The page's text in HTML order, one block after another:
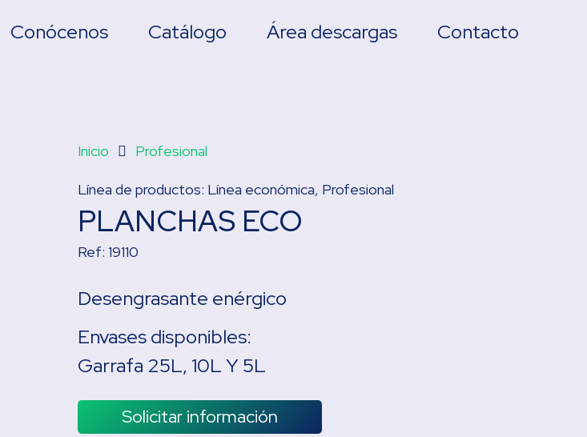
Conócenos Catálogo Área descargas Contacto
Inicio Profesional
Línea de productos: Línea económica, Profesional
PLANCHAS ECO
Ref: 19110
Desengrasante enérgico
Envases disponibles:
Garrafa 25L, 10L Y 5L
Solicitar información